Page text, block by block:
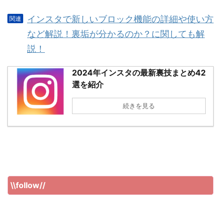
インスタで新しいブロック機能の詳細や使い方
など解説！裏垢が分かるのか？に関しても解
説！
2024年インスタの最新裏技まとめ42
選を紹介
続きを見る
\\follow//